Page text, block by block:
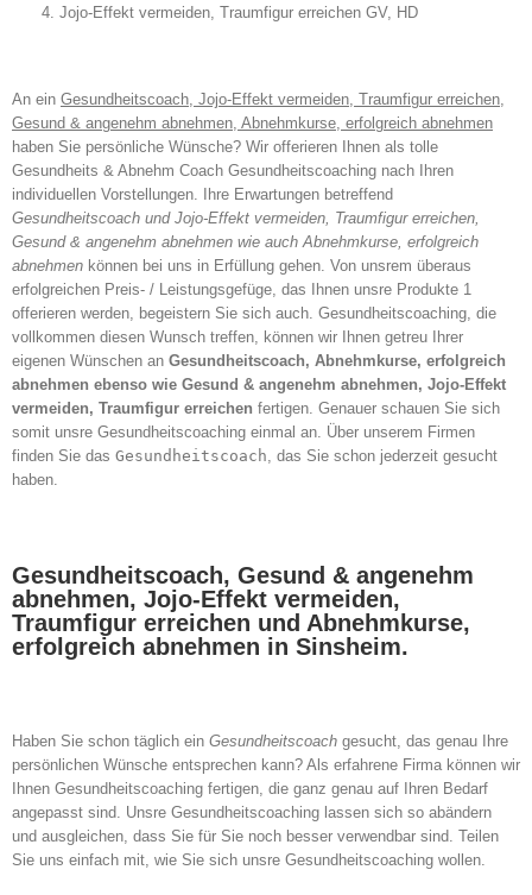
Jojo-Effekt vermeiden, Traumfigur erreichen GV, HD
An ein Gesundheitscoach, Jojo-Effekt vermeiden, Traumfigur erreichen,
Gesund & angenehm abnehmen, Abnehmkurse, erfolgreich abnehmen
haben Sie persönliche Wünsche? Wir offerieren Ihnen als tolle
Gesundheits & Abnehm Coach Gesundheitscoaching nach Ihren
individuellen Vorstellungen. Ihre Erwartungen betreffend
Gesundheitscoach und Jojo-Effekt vermeiden, Traumfigur erreichen,
Gesund & angenehm abnehmen wie auch Abnehmkurse, erfolgreich
abnehmen können bei uns in Erfüllung gehen. Von unsrem überaus
erfolgreichen Preis- / Leistungsgefüge, das Ihnen unsre Produkte 1
offerieren werden, begeistern Sie sich auch. Gesundheitscoaching, die
vollkommen diesen Wunsch treffen, können wir Ihnen getreu Ihrer
eigenen Wünschen an Gesundheitscoach, Abnehmkurse, erfolgreich
abnehmen ebenso wie Gesund & angenehm abnehmen, Jojo-Effekt
vermeiden, Traumfigur erreichen fertigen. Genauer schauen Sie sich
somit unsre Gesundheitscoaching einmal an. Über unserem Firmen
finden Sie das Gesundheitscoach , das Sie schon jederzeit gesucht
haben.
Gesundheitscoach, Gesund & angenehm
abnehmen, Jojo-Effekt vermeiden,
Traumfigur erreichen und Abnehmkurse,
erfolgreich abnehmen in Sinsheim.
Haben Sie schon täglich ein Gesundheitscoach gesucht, das genau Ihre
persönlichen Wünsche entsprechen kann? Als erfahrene Firma können wir
Ihnen Gesundheitscoaching fertigen, die ganz genau auf Ihren Bedarf
angepasst sind. Unsre Gesundheitscoaching lassen sich so abändern
und ausgleichen, dass Sie für Sie noch besser verwendbar sind. Teilen
Sie uns einfach mit, wie Sie sich unsre Gesundheitscoaching wollen.